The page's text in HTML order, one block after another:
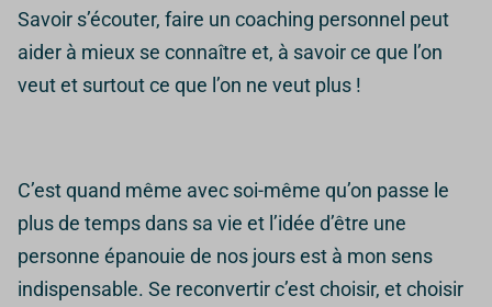
Prendre soin de toi,
même avec les cookies
🍪
Savoir s’écouter, faire un coaching personnel peut
aider à mieux se connaître et, à savoir ce que l’on
veut et surtout ce que l’on ne veut plus !
C’est quand même avec soi-même qu’on passe le
plus de temps dans sa vie et l’idée d’être une
personne épanouie de nos jours est à mon sens
indispensable. Se reconvertir c’est choisir, et choisir